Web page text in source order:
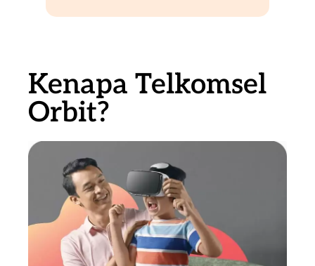
Kenapa Telkomsel
Orbit?